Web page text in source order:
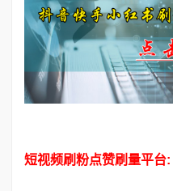
短视频刷粉点赞刷量平台: